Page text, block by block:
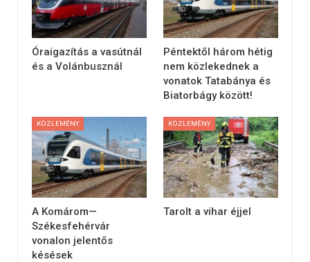
Óraigazítás a vasútnál
és a Volánbusznál
Péntektől három hétig
nem közlekednek a
vonatok Tatabánya és
Biatorbágy között!
KÖZLEMÉNY
A Komárom—
Székesfehérvár
vonalon jelentős
késések
KÖZLEMÉNY
Tarolt a vihar éjjel